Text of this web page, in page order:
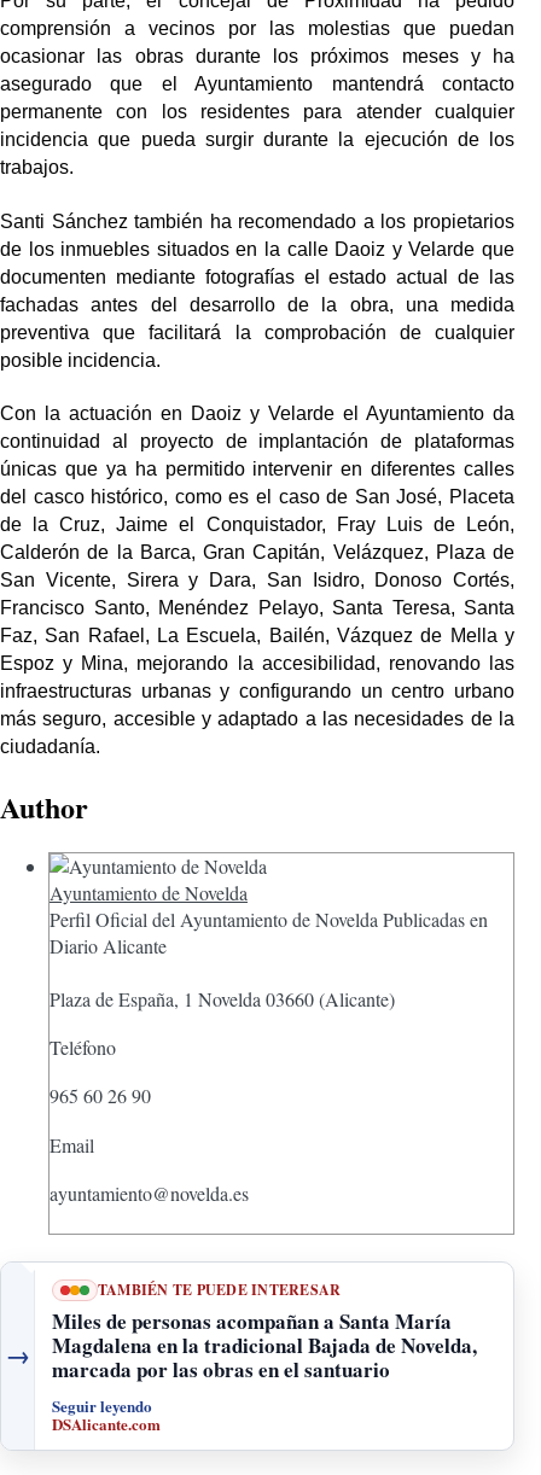
comprensión a vecinos por las molestias que puedan
ocasionar las obras durante los próximos meses y ha
asegurado que el Ayuntamiento mantendrá contacto
permanente con los residentes para atender cualquier
incidencia que pueda surgir durante la ejecución de los
trabajos.
Santi Sánchez también ha recomendado a los propietarios
de los inmuebles situados en la calle Daoiz y Velarde que
documenten mediante fotografías el estado actual de las
fachadas antes del desarrollo de la obra, una medida
preventiva que facilitará la comprobación de cualquier
posible incidencia.
Con la actuación en Daoiz y Velarde el Ayuntamiento da
continuidad al proyecto de implantación de plataformas
únicas que ya ha permitido intervenir en diferentes calles
del casco histórico, como es el caso de San José, Placeta
de la Cruz, Jaime el Conquistador, Fray Luis de León,
Calderón de la Barca, Gran Capitán, Velázquez, Plaza de
San Vicente, Sirera y Dara, San Isidro, Donoso Cortés,
Francisco Santo, Menéndez Pelayo, Santa Teresa, Santa
Faz, San Rafael, La Escuela, Bailén, Vázquez de Mella y
Espoz y Mina, mejorando la accesibilidad, renovando las
infraestructuras urbanas y configurando un centro urbano
más seguro, accesible y adaptado a las necesidades de la
ciudadanía.
Author
Ayuntamiento de Novelda
Perfil Oficial del Ayuntamiento de Novelda Publicadas en
Diario Alicante
Plaza de España, 1 Novelda 03660 (Alicante)
Teléfono
965 60 26 90
Email
ayuntamiento@novelda.es
→
TAMBIÉN TE PUEDE INTERESAR
Miles de personas acompañan a Santa María
Magdalena en la tradicional Bajada de Novelda,
marcada por las obras en el santuario
Seguir leyendo
DSAlicante.com